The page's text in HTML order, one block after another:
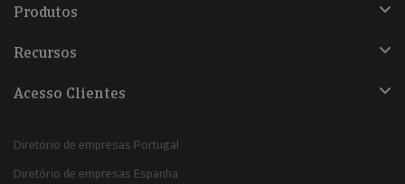
Produtos
Recursos
Acesso Clientes
Diretório de empresas Portugal
Diretório de empresas Espanha